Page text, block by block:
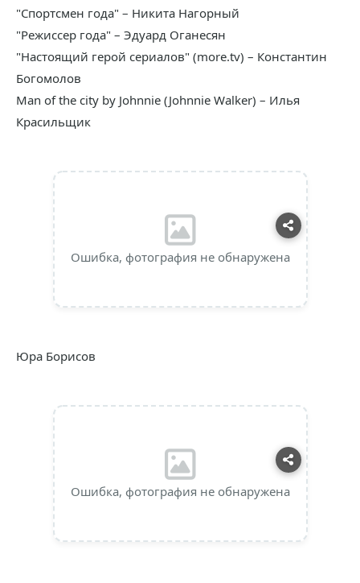
"Спортсмен года" – Никита Нагорный
"Режиссер года" – Эдуард Оганесян
"Настоящий герой сериалов" (more.tv) – Константин
Богомолов
Man of the city by Johnnie (Johnnie Walker) – Илья
Красильщик
Ошибка, фотография не обнаружена
Юра Борисов
Ошибка, фотография не обнаружена